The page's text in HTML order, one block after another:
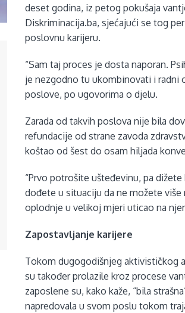
deset godina, iz petog pokušaja
Diskriminacija.ba, sjećajući se tog
poslovnu karijeru.
“Sam taj proces je dosta naporan.
je nezgodno tu ukombinovati i radni
poslove, po ugovorima o djelu.
Zarada od takvih poslova nije bila
refundacije od strane zavoda
koštao od šest do osam hiljada
“Prvo potrošite ušteđevinu, pa
dođete u situaciju da ne možete
oplodnje u velikoj mjeri uticao na
Zapostavljanje karijere
Tokom dugogodišnjeg aktivističkog
su također prolazile kroz procese
zaposlene su, kako kaže, “bila
napredovala u svom poslu tokom